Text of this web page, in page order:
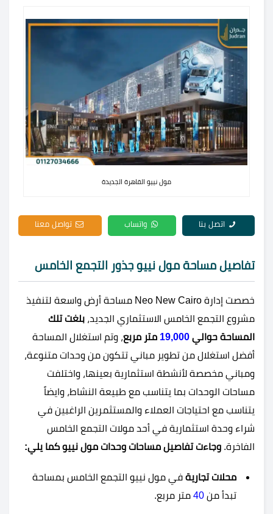
مول نييو القاهرة الجديدة
اتصل بنا واتساب تواصل معنا
تفاصيل مساحة مول نييو جذور التجمع الخامس
خصصت إدارة Neo New Cairo مساحة أرض واسعة لتنفيذ
مشروع التجمع الخامس الاستثماري الجديد، بلغت تلك
المساحة حوالي 19,000 متر مربع، وتم استغلال المساحة
أفضل استغلال من تطوير مباني تتكون من وحدات متنوعة،
ومباني مخصصة لأنشطة استثمارية بعينها، واختلفت
مساحات الوحدات بما يتناسب مع طبيعة النشاط، وايضاً
يتناسب مع احتياجات العملاء والمستثمرين الراغبين في
شراء وحدة استثمارية في أحد مولات التجمع الخامس
الفاخرة. وجاءت تفاصيل مساحات وحدات مول نييو كما يلي:
محلات تجارية في مول نييو التجمع الخامس بمساحة
تبدأ من 40 متر مربع.